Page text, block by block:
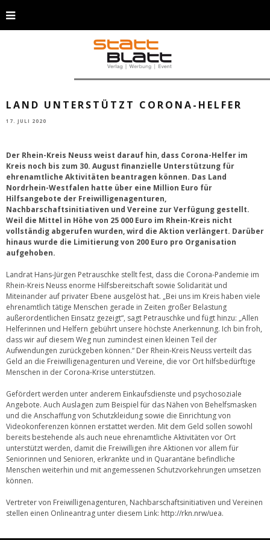
Landrat Hans-Jürgen Petrauschke © Rhein-Kreis Neuss
LAND UNTERSTÜTZT CORONA-HELFER
17. JULI 2020
Der Rhein-Kreis Neuss weist darauf hin, dass Corona-Helfer im
Kreis noch bis zum 30. August finanzielle Unterstützung für
ehrenamtliche Aktivitäten beantragen können. Das Land
Nordrhein-Westfalen hatte über eine Million Euro für
Hilfsangebote der Freiwilligenagenturen,
Nachbarschaftsinitiativen und Vereine zur Verfügung gestellt.
Weil die Mittel in Höhe von 25 000 Euro im Rhein-Kreis nicht
vollständig abgerufen wurden, wird die Aktion verlängert. Darüber
hinaus wurde die Limitierung von 200 Euro pro Organisation
aufgehoben.
Landrat Hans-Jürgen Petrauschke stellt fest, dass die Corona-Pandemie im
Rhein-Kreis Neuss enorme Hilfsbereitschaft sowie Solidarität und
Miteinander auf privater Ebene ausgelöst hat. „Bei uns im Kreis haben viele
ehrenamtlich tätige Menschen gerade in Zeiten großer Belastung
außerordentlichen Einsatz gezeigt“, sagt Petrauschke und fügt hinzu: „Allen
Helferinnen und Helfern gebührt unsere höchste Anerkennung. Ich bin froh,
dass wir auf diesem Weg nun zumindest einen kleinen Teil der
Aufwendungen zurückgeben können.“ Der Rhein-Kreis Neuss verteilt das
Geld an die Freiwilligenagenturen und Vereine, die vor Ort hilfsbedürftige
Menschen in der Corona-Krise unterstützen.
Gefördert werden unter anderem Einkaufsdienste und psychosoziale
Angebote. Auch Auslagen zum Beispiel für das Nähen von Behelfsmasken
und die Anschaffung von Schutzkleidung sowie die Einrichtung von
Videokonferenzen können erstattet werden. Mit dem Geld sollen sowohl
bereits bestehende als auch neue ehrenamtliche Aktivitäten vor Ort
unterstützt werden, damit die Freiwilligen ihre Aktionen vor allem für
Seniorinnen und Senioren, erkrankte und in Quarantäne befindliche
Menschen weiterhin und mit angemessenen Schutzvorkehrungen umsetzen
können.
Vertreter von Freiwilligenagenturen, Nachbarschaftsinitiativen und Vereinen
stellen einen Onlineantrag unter diesem Link: http://rkn.nrw/uea.